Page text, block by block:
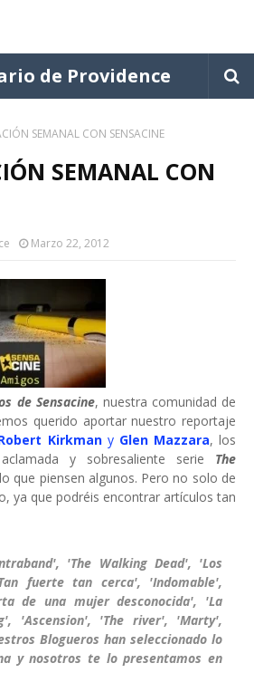
de Providence
SEMANAL CON SENSACINE
SEMANAL CON
Marzo 22, 2012
de Sensacine, nuestra comunidad de
querido aportar nuestro reportaje
KirkmanyGlen Mazzara, los
y sobresaliente serie The
que piensen algunos. Pero no solo de
ya que podréis encontrar artículos tan
'The Walking Dead', 'Los
fuerte tan cerca', 'Indomable',
de una mujer desconocida', 'La
'Ascension', 'The river', 'Marty',
Blogueros han seleccionado lo
y nosotros te lo presentamos en